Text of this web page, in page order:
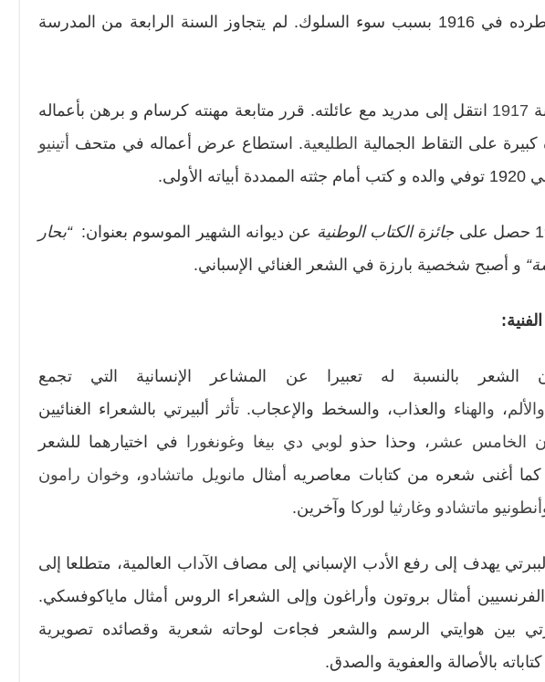
من ثمة طرده في 1916 بسبب سوء السلوك. لم يتجاوز السنة الرابعة من المدرسة
1917 انتقل إلى مدريد مع عائلته. قرر متابعة مهنته كرسام و برهن بأعماله
على التقاط الجمالية
الطليعية. استطاع عرض أعماله في متحف أتينيو
الممددة أبياته الأولى.
جائزة الكتاب الوطنية عن ديوانه الشهير الموسوم بعنوان:“بحار
“ و أصبح شخصية بارزة في الشعر الغنائي الإسباني.
بالنسبة له تعبيرا عن المشاعر الإنسانية التي تجمع
والألم، والهناء والعذاب، والسخط والإعجاب. تأثر ألبيرتي بالشعراء الغنائيين
الخامس عشر ، وحذا حذو لوبي دي بيغا وغونغورا
في اختيارهما للشعر
كما أغنى شعره من كتابات معاصريه أمثال مانويل ماتشادو، وخوان رامون
ماتشادو وغارثيا لوركا وآخرين.
يهدف إلى رفع الأدب الإسباني إلى مصاف الآداب العالمية، متطلعا إلى
الفرنسيين أمثال بروتون وأراغون وإلى الشعراء الروس أمثال ماياكوفسكي.
بين هوايتي الرسم والشعر فجاءت لوحاته شعرية وقصائده تصويرية
بالأصالة والعفوية والصدق.